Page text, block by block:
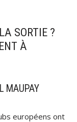
SORTIE ?
À
MAUPAY
européens ont